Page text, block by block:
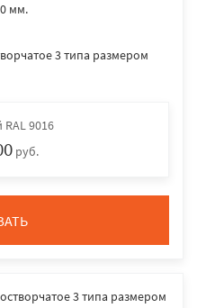
3 типа размером
9016
руб.